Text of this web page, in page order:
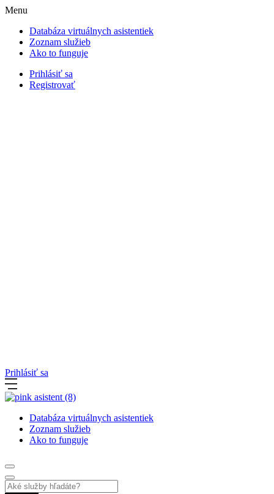
Menu
Databáza virtuálnych asistentiek
Zoznam služieb
Ako to funguje
Prihlásiť sa
Registrovať
Prihlásiť sa
Databáza virtuálnych asistentiek
Zoznam služieb
Ako to funguje